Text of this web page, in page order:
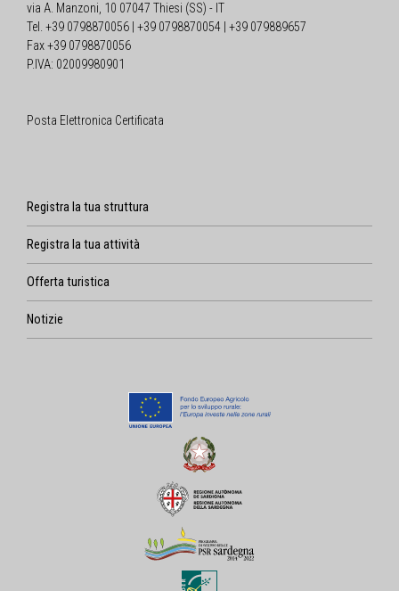
via A. Manzoni, 10 07047 Thiesi (SS) - IT
Tel. +39 0798870056 | +39 0798870054 | +39 079889657
Fax +39 0798870056
P.IVA: 02009980901
Posta Elettronica Certificata
Registra la tua struttura
Registra la tua attività
Offerta turistica
Notizie